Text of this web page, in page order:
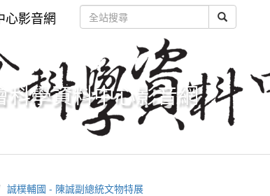
心影音網
科學資料中心影音網
誠樸輔國 - 陳誠副總統文物特展